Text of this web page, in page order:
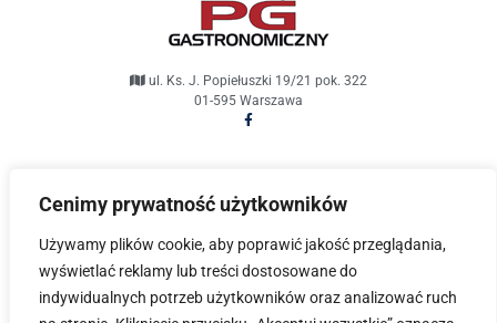
Cenimy prywatność użytkowników
Używamy plików cookie, aby poprawić jakość przeglądania,
wyświetlać reklamy lub treści dostosowane do
indywidualnych potrzeb użytkowników oraz analizować ruch
ul. Ks. J. Popiełuszki 19/21 pok. 322
01-595 Warszawa
zastrzeżone.
Projekt i wykonanie Fabryka Dobrych Stron